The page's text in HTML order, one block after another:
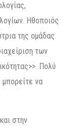
Ηθοποιός
της ομάδας
των
Πολύ
μπορείτε να
στην